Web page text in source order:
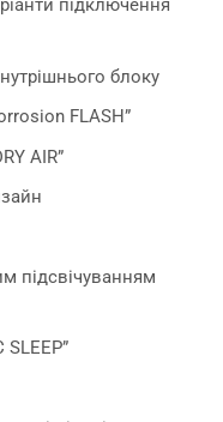
підключення
блоку
FLASH”
AIR”
підсвічуванням